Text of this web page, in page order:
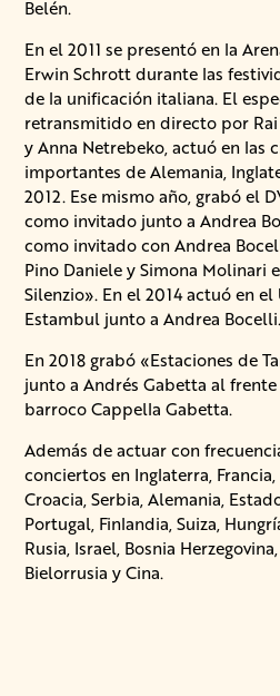
Belén.
En el 2011 se presentó en la
Erwin Schrott durante las
de la unificación italiana. El
retransmitido en directo por
y Anna Netrebeko, actuó en las
importantes de Alemania,
2012. Ese mismo año, grabó el
como invitado junto a Andrea
como invitado con Andrea
Pino Daniele y Simona Molinari
Silenzio». En el 2014 actuó en
Estambul junto a Andrea Bocelli.
En 2018 grabó «Estaciones de
junto a Andrés Gabetta al
barroco Cappella Gabetta.
Además de actuar con
conciertos en Inglaterra,
Croacia, Serbia, Alemania,
Portugal, Finlandia, Suiza,
Rusia, Israel, Bosnia
Bielorrusia y Cina.